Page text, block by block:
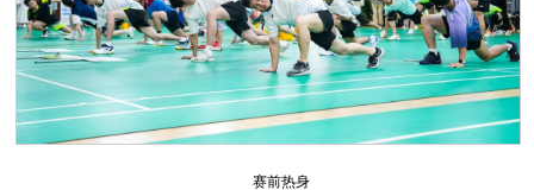
赛前热身